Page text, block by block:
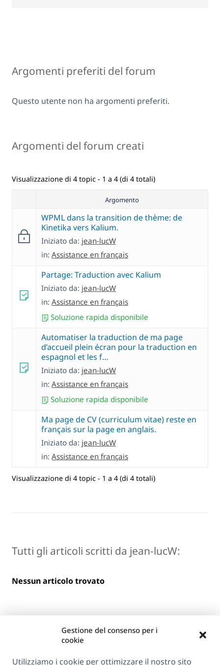
Gestione del consenso per i
cookie
Utilizziamo i cookie per ottimizzare il nostro sito
Argomenti preferiti del forum
Questo utente non ha argomenti preferiti.
Argomenti del forum creati
Visualizzazione di 4 topic - 1 a 4 (di 4 totali)
Argomento
WPML dans la transition de thème: de
Kinetika vers Kalium.
Iniziato da: jean-lucW
in: Assistance en français
Partage: Traduction avec Kalium
Iniziato da: jean-lucW
in: Assistance en français
Soluzione rapida disponibile
Automatiser la traduction de ma page
d’accueil plein écran pour la traduction en
espagnol et les f…
Iniziato da: jean-lucW
in: Assistance en français
Soluzione rapida disponibile
Ma page de CV (curriculum vitae) reste en
français sur la page en anglais.
Iniziato da: jean-lucW
in: Assistance en français
Visualizzazione di 4 topic - 1 a 4 (di 4 totali)
Tutti gli articoli scritti da jean-lucW:
Nessun articolo trovato